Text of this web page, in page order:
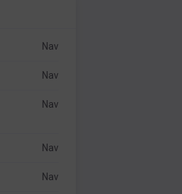
Nav
Nav
Nav
Nav
Nav